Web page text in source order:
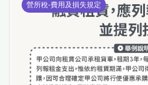
營所稅-費用及損失規定